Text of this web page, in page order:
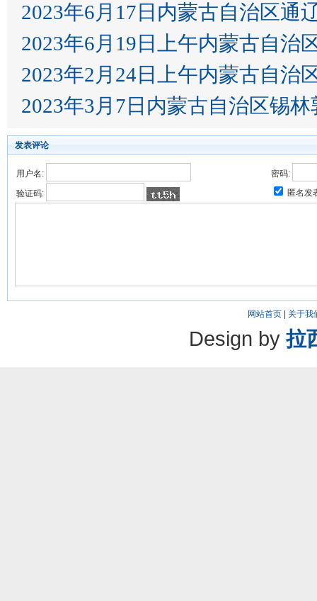
2023年6月17日内蒙古自治区通
2023年6月19日上午内蒙古自治
2023年2月24日上午内蒙古自治
2023年3月7日内蒙古自治区锡
发表评论
用户名:
密码:
验证码:
匿名发
网站首页| 关于我
Design by拉